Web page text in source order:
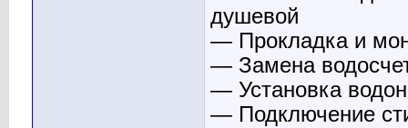
душевой
— Прокладка и
— Замена
— Установка
— Подключение